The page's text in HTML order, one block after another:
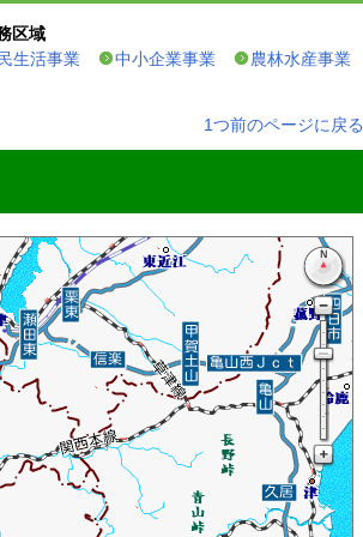
区域
生活事業
中小企業事業 農林水産事業
1つ前のページに戻る